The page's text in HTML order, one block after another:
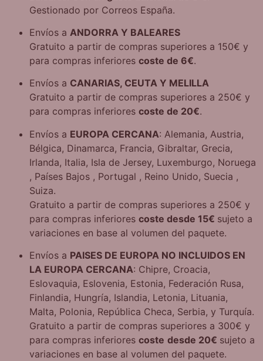
Gestionado por Correos España.
Envíos a ANDORRA Y BALEARES
Gratuito a partir de compras superiores a 150€ y
para compras inferiores coste de 6€.
Envíos a CANARIAS, CEUTA Y MELILLA
Gratuito a partir de compras superiores a 250€ y
para compras inferiores coste de 20€.
Envíos a EUROPA CERCANA: Alemania, Austria,
Bélgica, Dinamarca, Francia, Gibraltar, Grecia,
Irlanda, Italia, Isla de Jersey, Luxemburgo, Noruega
, Países Bajos , Portugal , Reino Unido, Suecia ,
Suiza.
Gratuito a partir de compras superiores a 250€ y
para compras inferiores coste desde 15€ sujeto a
variaciones en base al volumen del paquete.
Envíos a PAISES DE EUROPA NO INCLUIDOS EN
LA EUROPA CERCANA: Chipre, Croacia,
Eslovaquia, Eslovenia, Estonia, Federación Rusa,
Finlandia, Hungría, Islandia, Letonia, Lituania,
Malta, Polonia, República Checa, Serbia, y Turquía.
Gratuito a partir de compras superiores a 300€ y
para compras inferiores coste desde 20€ sujeto a
variaciones en base al volumen del paquete.